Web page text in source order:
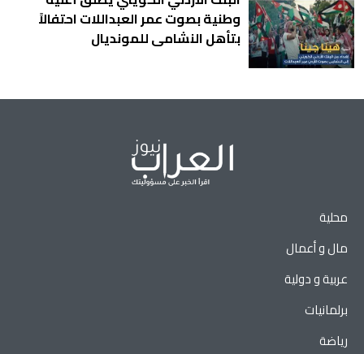
وطنية بصوت عمر العبداللات احتفالاً
بتأهل النشامى للمونديال
محلية
مال و أعمال
عربية و دولية
برلمانيات
رياضة